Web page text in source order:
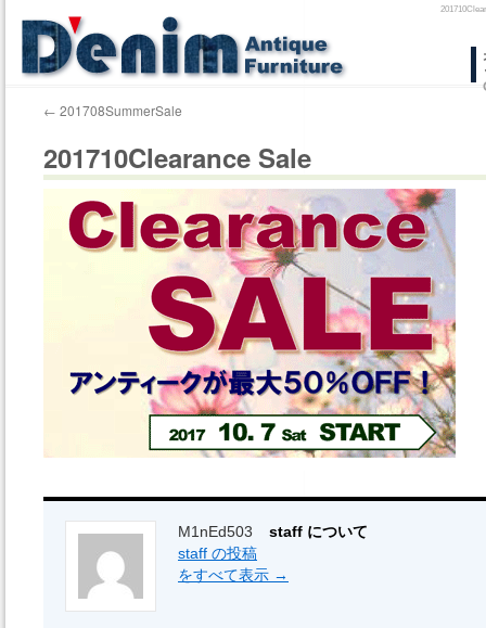
ツ
へ
ス
キ
ッ
プ
← 201708SummerSale
201710Clearance Sale
staff について
M1nEd503
staff の投稿
をすべて表示 →